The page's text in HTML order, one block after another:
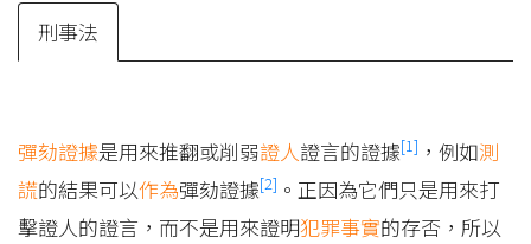
刑事法
彈劾證據是用來推翻或削弱證人證言的證據[1] ，例如測
謊的結果可以作為彈劾證據[2] 。正因為它們只是用來打
擊證人的證言，而不是用來證明犯罪事實的存否，所以